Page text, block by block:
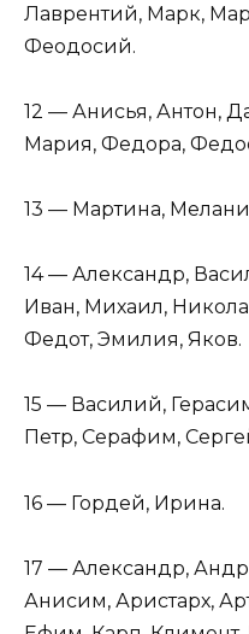
Лаврентий, Марк,
Феодосий.
12 — Анисья, Антон,
Мария, Федора,
13 — Мартина,
14 — Александр,
Иван, Михаил,
Федот, Эмилия, Яков.
15 — Василий,
Петр, Серафим,
16 — Гордей, Ирина.
17 — Александр,
Анисим, Аристарх,